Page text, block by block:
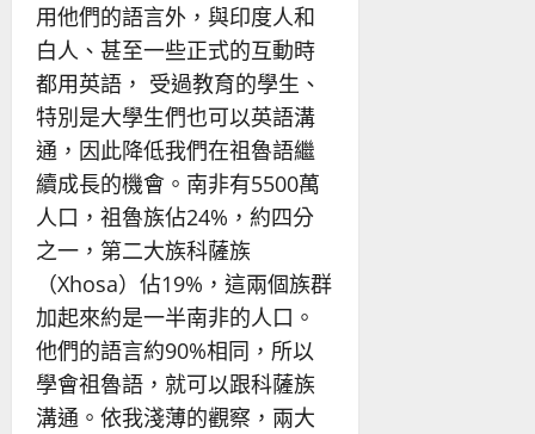
用他們的語言外，與印度人和
白人、甚至一些正式的互動時
都用英語， 受過教育的學生、
特別是大學生們也可以英語溝
通，因此降低我們在祖魯語繼
續成長的機會。南非有5500萬
人口，祖魯族佔24%，約四分
之一，第二大族科薩族
（Xhosa）佔19%，這兩個族群
加起來約是一半南非的人口。
他們的語言約90%相同，所以
學會祖魯語，就可以跟科薩族
溝通。依我淺薄的觀察，兩大